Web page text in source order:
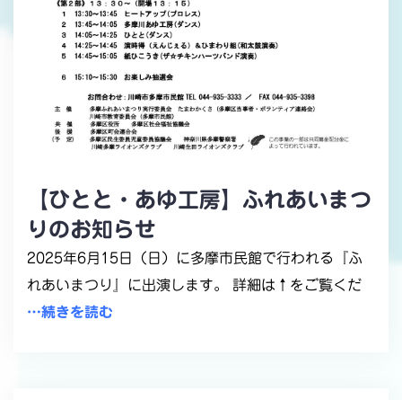
【ひとと・あゆ工房】ふれあいまつ
りのお知らせ
2025年6月15日（日）に多摩市民館で行われる『ふ
れあいまつり』に出演します。 詳細は↑をご覧くだ
…続きを読む